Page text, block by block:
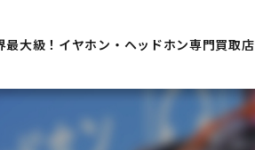
最大級！イヤホン・ヘッドホン専門買取店